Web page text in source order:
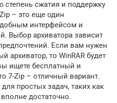
сжатия и поддержку
– это еще один
интерфейсом и
Выбор архиватора зависит
Если вам нужен
то WinRAR будет
ищете бесплатный и
7-Zip – отличный вариант.
простых задач, таких как
достаточно.